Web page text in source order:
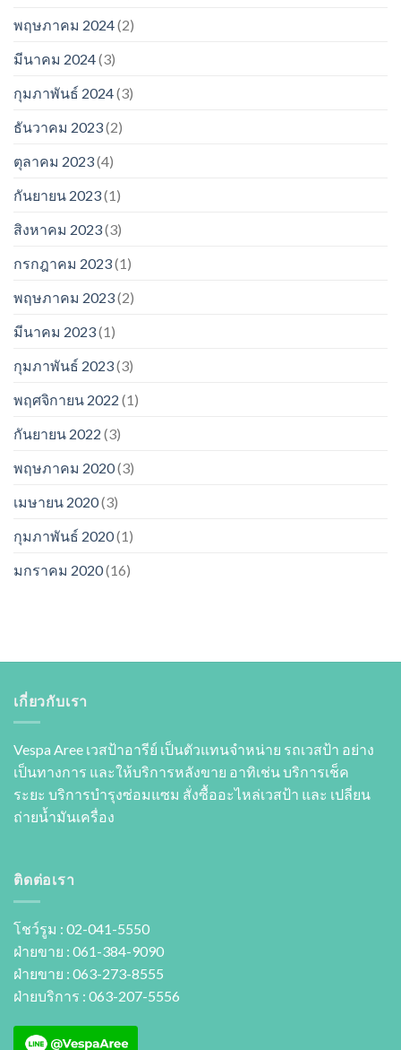
พฤษภาคม 2024(2)
มีนาคม 2024(3)
กุมภาพันธ์ 2024(3)
ธันวาคม 2023(2)
ตุลาคม 2023(4)
กันยายน 2023(1)
สิงหาคม 2023(3)
กรกฎาคม 2023(1)
พฤษภาคม 2023(2)
มีนาคม 2023(1)
กุมภาพันธ์ 2023(3)
พฤศจิกายน 2022 (1)
กันยายน 2022 (3)
พฤษภาคม 2020(3)
เมษายน 2020(3)
กุมภาพันธ์ 2020(1)
มกราคม 2020(16)
เกี่ยวกับเรา
Vespa Aree เวสป้าอารีย์ เป็นตัวแทนจำหน่าย รถเวสป้า อย่าง
เป็นทางการ และให้บริการหลังขาย อาทิเช่น บริการเช็ค
ระยะ บริการบำรุงซ่อมแซม สั่งซื้ออะไหล่เวสป้า และ เปลี่ยน
ถ่ายนํ้ามันเครื่อง
ติดต่อเรา
โชว์รูม : 02-041-5550
ฝ่ายขาย : 061-384-9090
ฝ่ายขาย : 063-273-8555
ฝ่ายบริการ : 063-207-5556